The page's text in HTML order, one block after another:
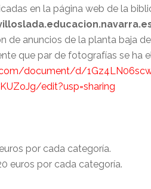
en la página web de la
de anuncios de la planta baja
que par de fotografías se ha
document/d/
edit?usp=sharing
por cada categoría.
euros por cada categoría.